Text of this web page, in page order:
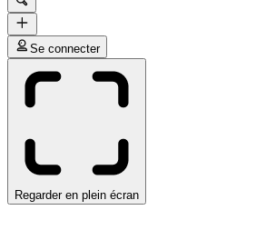
Se connecter
Regarder en plein écran